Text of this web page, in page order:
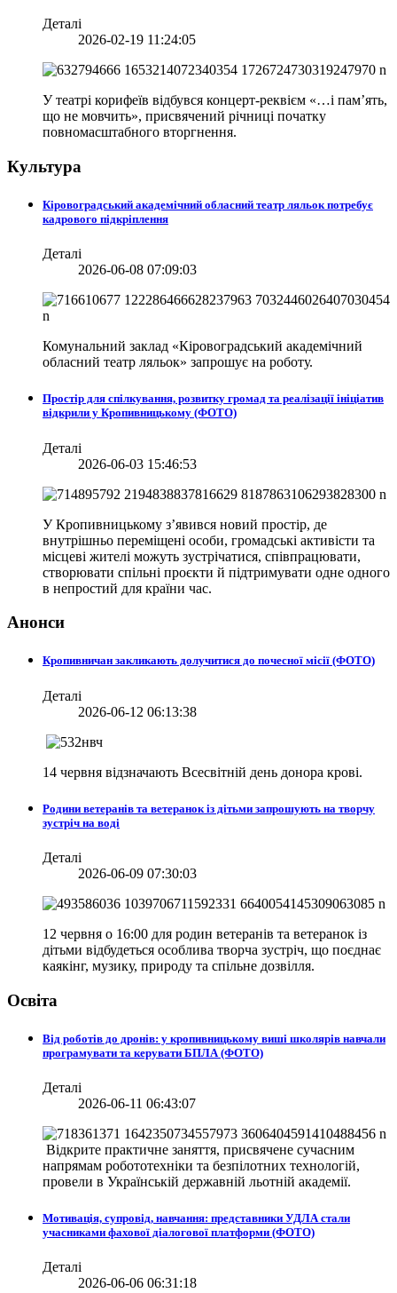
Деталі
2026-02-19 11:24:05
У театрі корифеїв відбувся концерт-реквієм «…і пам’ять,
що не мовчить», присвячений річниці початку
повномасштабного вторгнення.
Культура
Кіровоградський академічний обласний театр ляльок потребує
кадрового підкріплення
Деталі
2026-06-08 07:09:03
Комунальний заклад «Кіровоградський академічний
обласний театр ляльок» запрошує на роботу.
Простір для спілкування, розвитку громад та реалізації ініціатив
відкрили у Кропивницькому (ФОТО)
Деталі
2026-06-03 15:46:53
У Кропивницькому з’явився новий простір, де
внутрішньо переміщені особи, громадські активісти та
місцеві жителі можуть зустрічатися, співпрацювати,
створювати спільні проєкти й підтримувати одне одного
в непростий для країни час.
Анонси
Кропивничан закликають долучитися до почесної місії (ФОТО)
Деталі
2026-06-12 06:13:38
14 червня відзначають Всесвітній день донора крові.
Родини ветеранів та ветеранок із дітьми запрошують на творчу
зустріч на воді
Деталі
2026-06-09 07:30:03
12 червня о 16:00 для родин ветеранів та ветеранок із
дітьми відбудеться особлива творча зустріч, що поєднає
каякінг, музику, природу та спільне дозвілля.
Освіта
Від роботів до дронів: у кропивницькому виші школярів навчали
програмувати та керувати БПЛА (ФОТО)
Деталі
2026-06-11 06:43:07
Відкрите практичне заняття, присвячене сучасним
напрямам робототехніки та безпілотних технологій,
провели в Українській державній льотній академії.
Мотивація, супровід, навчання: представники УДЛА стали
учасниками фахової діалогової платформи (ФОТО)
Деталі
2026-06-06 06:31:18